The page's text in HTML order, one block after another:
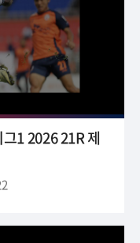
1 2026 21R 제